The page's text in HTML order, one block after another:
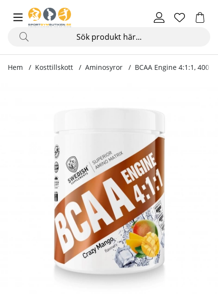
Hem Kosttillskott Aminosyror BCAA Engine 4:1:1, 400 g